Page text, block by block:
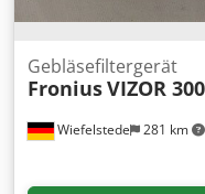
Wiefelstede 281 km
Gebläsefiltergerät
FroniusVIZOR